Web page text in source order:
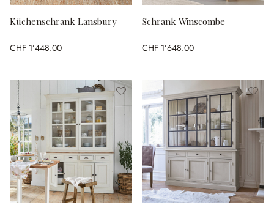
Küchenschrank Lansbury
CHF 1’448.00
Schrank Winscombe
CHF 1’648.00